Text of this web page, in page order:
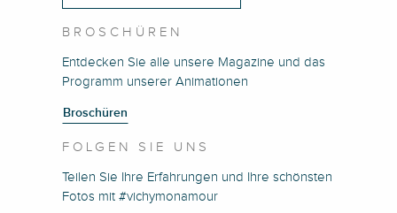
BROSCHÜREN
Entdecken Sie alle unsere Magazine und das
Programm unserer Animationen
Broschüren
FOLGEN SIE UNS
Teilen Sie Ihre Erfahrungen und Ihre schönsten
Fotos mit #vichymonamour